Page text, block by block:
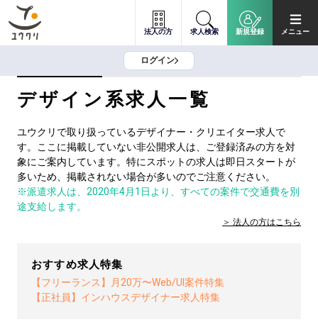
法人の方 求人検索 新規登録 メニュー
ログイン
デザイン系求人一覧
ユウクリで取り扱っているデザイナー・クリエイター求人で
す。ここに掲載していない非公開求人は、ご登録済みの方を対
象にご案内しています。特にスポットの求人は即日スタートが
多いため、掲載されない場合が多いのでご注意ください。
※派遣求人は、2020年4月1日より、すべての案件で交通費を別
途支給します。
法人の方はこちら
おすすめ求人特集
【フリーランス】月20万〜Web/UI案件特集
【正社員】インハウスデザイナー求人特集